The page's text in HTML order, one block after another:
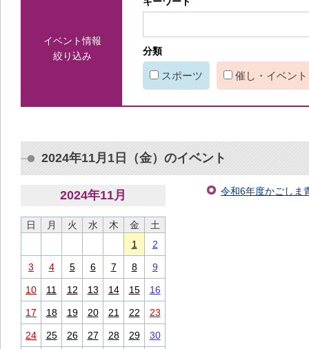
イベント情報
絞り込み
分類
スポーツ 催し・イベント
2024年11月1日（金）のイベント
2024年11月
日 月 火 水 木 金
土
1
2
3 4 5 6 7 8 9
10 11 12 13 14 15 16
17 18 19 20 21 22 23
24 25 26 27 28 29 30
令和6年度かごしま